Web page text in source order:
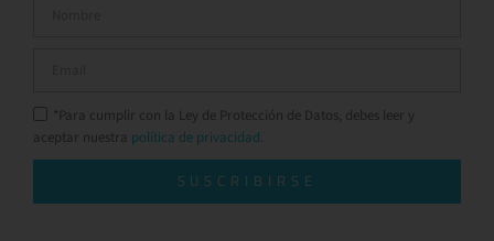
*Para cumplir con la Ley de Protección de Datos, debes leer y
aceptar nuestra política de privacidad.
SUSCRIBIRSE